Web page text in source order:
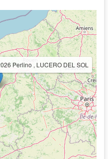
Perlino , LUCERO DEL SOL